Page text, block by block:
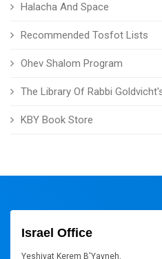
Halacha And Space
Recommended Tosfot Lists
Ohev Shalom Program
The Library Of Rabbi
KBY Book Store
Israel Office
Yeshivat Kerem B'Yavneh,